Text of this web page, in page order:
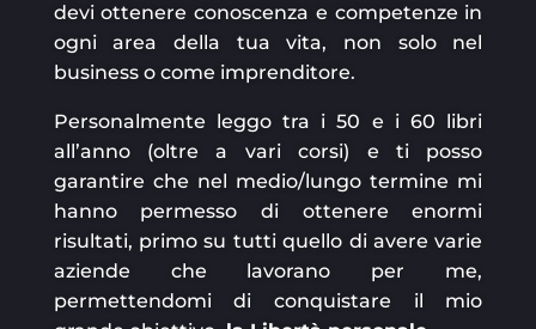
devi ottenere conoscenza e competenze in
ogni area della tua vita, non solo nel
business o come imprenditore.
Personalmente leggo tra i 50 e i 60 libri
all’anno (oltre a vari corsi) e ti posso
garantire che nel medio/lungo termine mi
hanno permesso di ottenere enormi
risultati, primo su tutti quello di avere varie
aziende che lavorano per me,
permettendomi di conquistare il mio